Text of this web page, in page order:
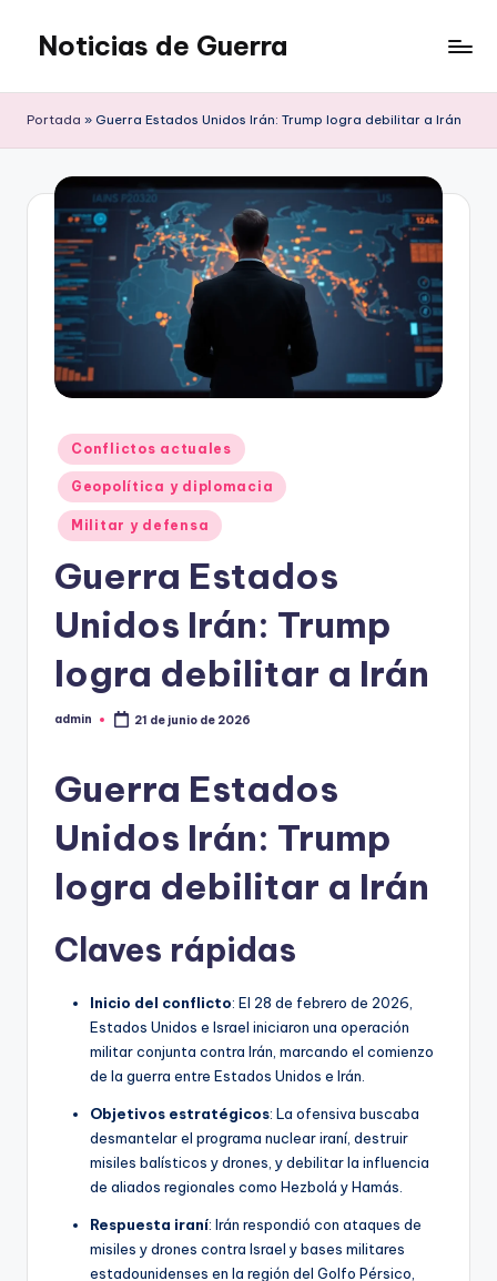
Saltar
contenido
Noticias de Guerra
Portada » Guerra Estados Unidos Irán: Trump logra debilitar a Irán
Publicado
en
Conflictos actuales
Geopolítica y diplomacia
Militar y defensa
Guerra Estados
Unidos Irán: Trump
logra debilitar a Irán
Publicado
admin 21 de junio de 2026
Guerra Estados
Unidos Irán: Trump
logra debilitar a Irán
Claves rápidas
Inicio del conflicto: El 28 de febrero de 2026,
Estados Unidos e Israel iniciaron una operación
militar conjunta contra Irán, marcando el comienzo
de la guerra entre Estados Unidos e Irán.
Objetivos estratégicos: La ofensiva buscaba
desmantelar el programa nuclear iraní, destruir
misiles balísticos y drones, y debilitar la influencia
de aliados regionales como Hezbolá y Hamás.
Respuesta iraní: Irán respondió con ataques de
misiles y drones contra Israel y bases militares
estadounidenses en la región del Golfo Pérsico,